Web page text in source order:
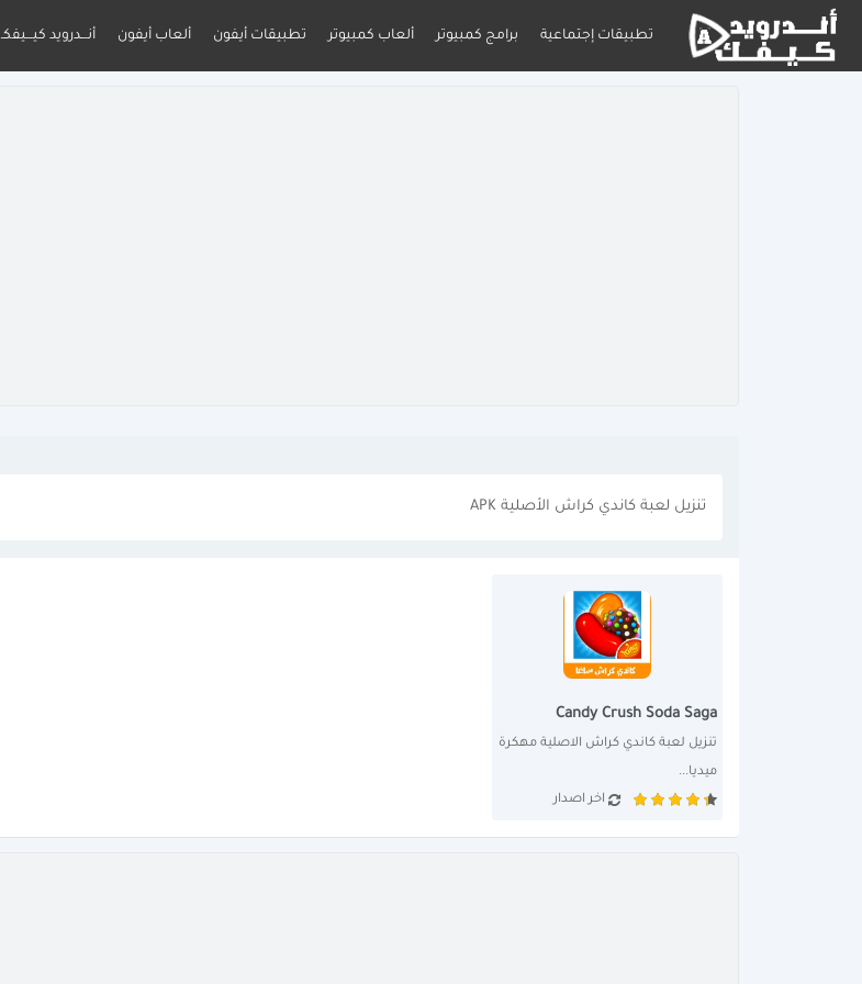
تطبيقات إجتماعية برامج كمبيوتر ألعاب كمبيوتر تطبيقات أيفون ألعاب أيفون أنـــدرويد كيـــيفكـ
تنزيل لعبة كاندي كراش الأصلية APK
Candy Crush Soda Saga
ميديا...
اخر اصدار